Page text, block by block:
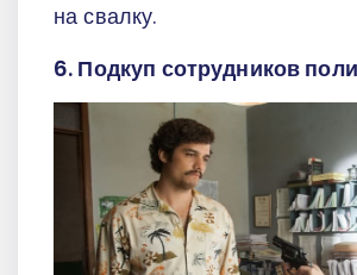
на свалку.
6. Подкуп сотрудников